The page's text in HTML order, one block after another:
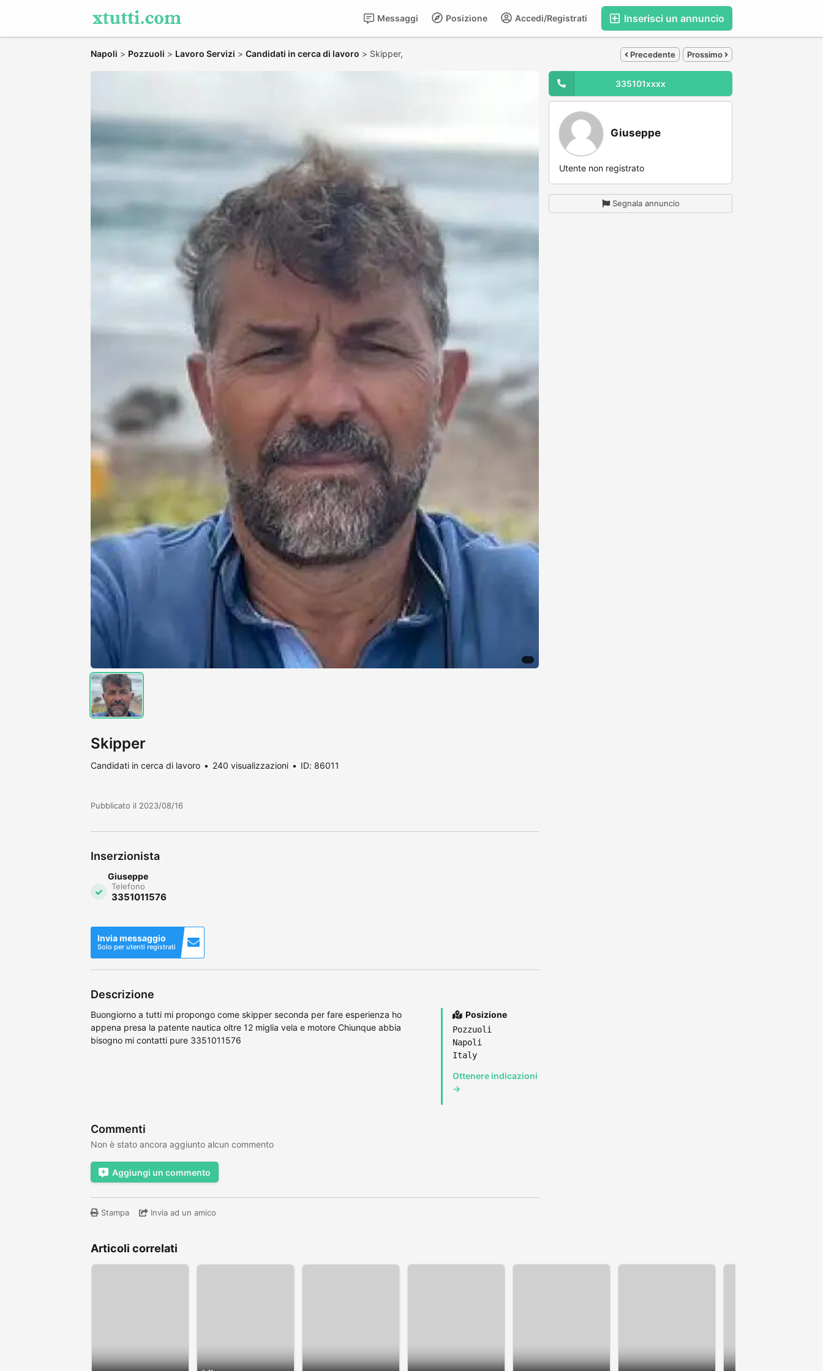
Inserisci un annuncio
Accedi/Registrati
Posizione
Messaggi
Napoli > Pozzuoli > Lavoro Servizi > Candidati in cerca di lavoro > Skipper, Precedente Prossimo
Skipper
Candidati in cerca di lavoro 240 visualizzazioni ID: 86011
Pubblicato il 2023/08/16
Inserzionista
Giuseppe
Telefono
3351011576
Invia messaggio
Solo per utenti registrati
Descrizione
Buongiorno a tutti mi propongo come skipper seconda per fare esperienza ho
appena presa la patente nautica oltre 12 miglia vela e motore Chiunque abbia
bisogno mi contatti pure 3351011576
Posizione
Pozzuoli
Napoli
Italy
Ottenere indicazioni
→
Commenti
Non è stato ancora aggiunto alcun commento
Aggiungi un commento
Stampa Invia ad un amico
335101xxxx
Giuseppe
Utente non registrato
Segnala annuncio
Articoli correlati